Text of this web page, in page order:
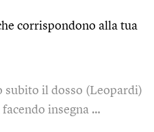
corrispondono alla tua
subito il dosso (Leopardi)
facendo insegna …